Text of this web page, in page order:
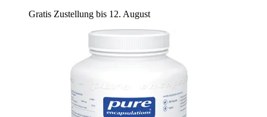
Gratis Zustellung bis 12. August